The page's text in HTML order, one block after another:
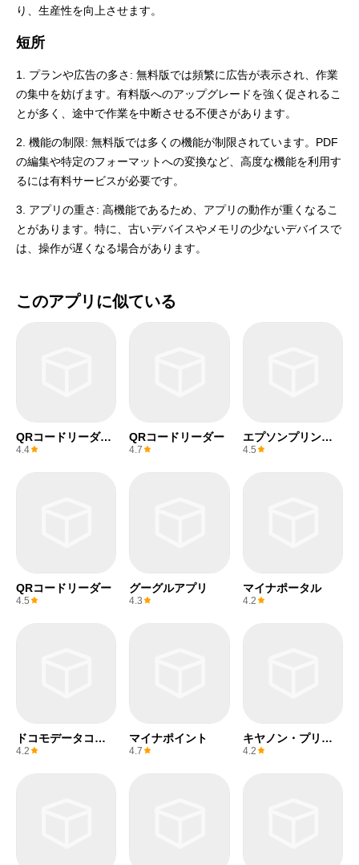
り、生産性を向上させます。
短所
1. プランや広告の多さ: 無料版では頻繁に広告が表示され、作業
の集中を妨げます。有料版へのアップグレードを強く促されるこ
とが多く、途中で作業を中断させる不便さがあります。
2. 機能の制限: 無料版では多くの機能が制限されています。PDF
の編集や特定のフォーマットへの変換など、高度な機能を利用す
るには有料サービスが必要です。
3. アプリの重さ: 高機能であるため、アプリの動作が重くなるこ
とがあります。特に、古いデバイスやメモリの少ないデバイスで
は、操作が遅くなる場合があります。
このアプリに似ている
QRコードリーダー
(無料)
4.4
QRコードリーダー
4.7
エプソンプリンタ
ー
4.5
QRコードリーダー
4.5
グーグルアプリ
4.3
マイナポータル
4.2
ドコモデータコピ
ー
4.2
マイナポイント
4.7
キヤノン・プリン
ト・サービス
4.2